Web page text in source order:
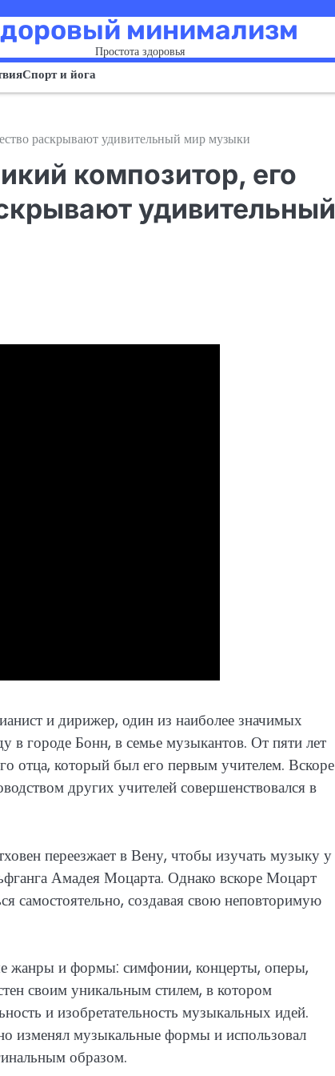
минимализм
Простота здоровья
Спорт и йога
раскрывают удивительный мир музыки
композитор, его
удивительный
и дирижер, один из наиболее значимых
в городе Бонн, в семье музыкантов. От пяти лет
отца, который был его первым учителем. Вскоре
других учителей совершенствовался в
переезжает в Вену, чтобы изучать музыку у
Амадея Моцарта. Однако вскоре Моцарт
самостоятельно, создавая свою неповторимую
жанры и формы: симфонии, концерты, оперы,
своим уникальным стилем, в котором
и изобретательность музыкальных идей.
изменял музыкальные формы и использовал
образом.